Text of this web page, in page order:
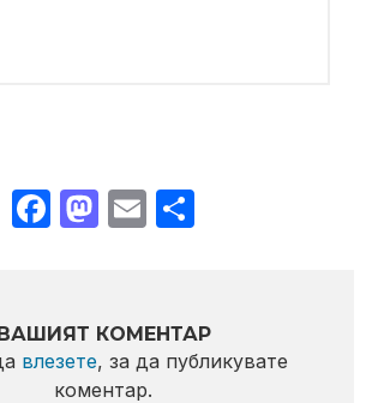
Facebook
Mastodon
Email
КОМЕНТАР
влезете, за да публикувате
коментар.